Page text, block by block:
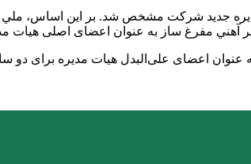
جدید شرکت مشخص شد. بر این اساس، ملي
آهني مفرغ ساز به عنوان اعضای اصلی هیات
اعضای علی‌البدل هیات مدیره برای دو